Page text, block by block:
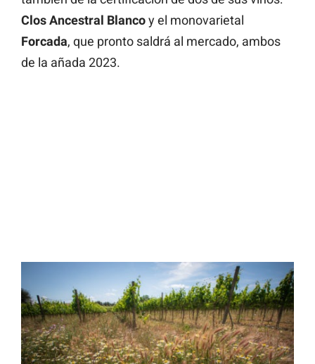
Clos Ancestral Blancoy el monovarietal
Forcada, que pronto saldrá al mercado, ambos
de la añada 2023.